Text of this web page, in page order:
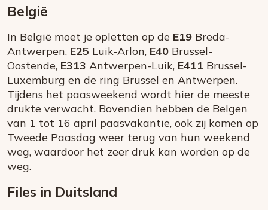
België
In België moet je opletten op de E19 Breda-
Antwerpen, E25 Luik-Arlon, E40 Brussel-
Oostende, E313 Antwerpen-Luik, E411 Brussel-
Luxemburg en de ring Brussel en Antwerpen.
Tijdens het paasweekend wordt hier de meeste
drukte verwacht. Bovendien hebben de Belgen
van 1 tot 16 april paasvakantie, ook zij komen op
Tweede Paasdag weer terug van hun weekend
weg, waardoor het zeer druk kan worden op de
weg.
Files in Duitsland